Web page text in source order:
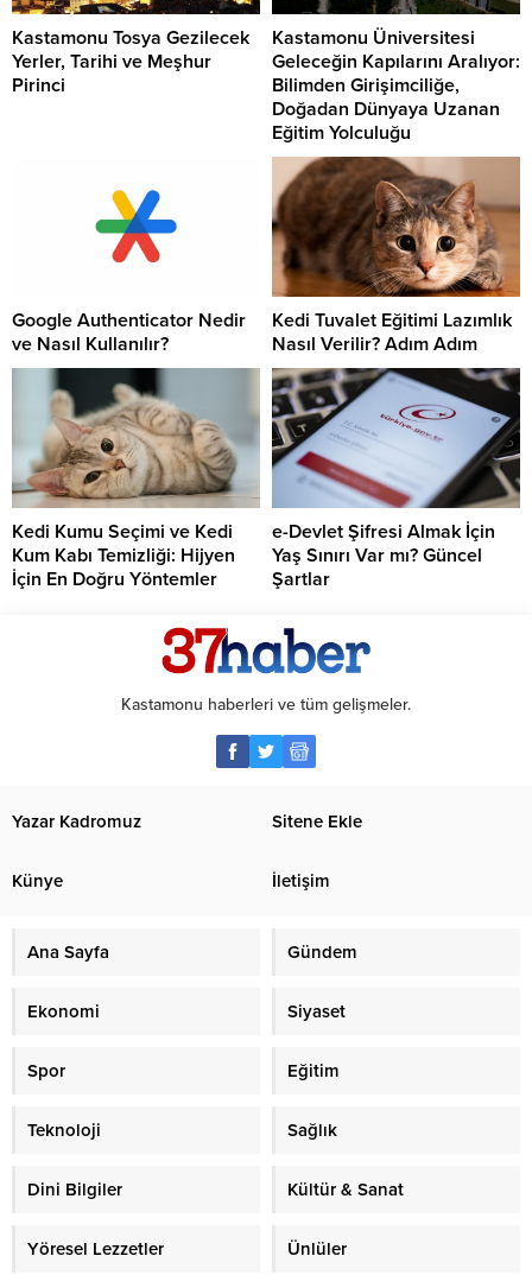
Kastamonu Tosya Gezilecek
Yerler, Tarihi ve Meşhur
Pirinci
Kastamonu Üniversitesi
Geleceğin Kapılarını Aralıyor:
Bilimden Girişimciliğe,
Doğadan Dünyaya Uzanan
Eğitim Yolculuğu
Google Authenticator Nedir
ve Nasıl Kullanılır?
Kedi Tuvalet Eğitimi Lazımlık
Nasıl Verilir? Adım Adım
Kedi Kumu Seçimi ve Kedi
Kum Kabı Temizliği: Hijyen
İçin En Doğru Yöntemler
e-Devlet Şifresi Almak İçin
Yaş Sınırı Var mı? Güncel
Şartlar
Kastamonu haberleri ve tüm gelişmeler.
Yazar Kadromuz Sitene Ekle
Künye İletişim
Ana Sayfa Gündem
Ekonomi Siyaset
Spor Eğitim
Teknoloji Sağlık
Dini Bilgiler Kültür & Sanat
Yöresel Lezzetler Ünlüler